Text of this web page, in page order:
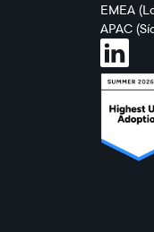
EMEA
APAC